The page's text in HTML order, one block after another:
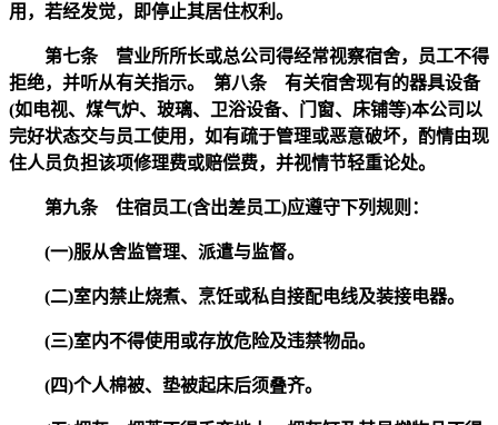
用，若经发觉，即停止其居住权利。
第七条 营业所所长或总公司得经常视察宿舍，员工不得
拒绝，并听从有关指示。 第八条 有关宿舍现有的器具设备
(如电视、煤气炉、玻璃、卫浴设备、门窗、床铺等)本公司以
完好状态交与员工使用，如有疏于管理或恶意破坏，酌情由现
住人员负担该项修理费或赔偿费，并视情节轻重论处。
第九条 住宿员工(含出差员工)应遵守下列规则：
(一)服从舍监管理、派遣与监督。
(二)室内禁止烧煮、烹饪或私自接配电线及装接电器。
(三)室内不得使用或存放危险及违禁物品。
(四)个人棉被、垫被起床后须叠齐。